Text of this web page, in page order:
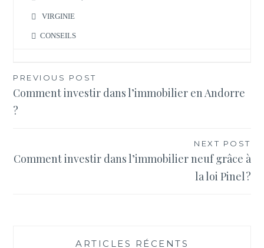
VIRGINIE
CONSEILS
Navigation
de
PREVIOUS POST
Comment investir dans l’immobilier en Andorre
?
NEXT POST
Comment investir dans l’immobilier neuf grâce à
la loi Pinel ?
ARTICLES RÉCENTS